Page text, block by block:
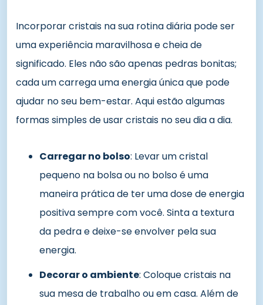
Incorporar cristais na sua rotina diária pode ser
uma experiência maravilhosa e cheia de
significado. Eles não são apenas pedras bonitas;
cada um carrega uma energia única que pode
ajudar no seu bem-estar. Aqui estão algumas
formas simples de usar cristais no seu dia a dia.
Carregar no bolso: Levar um cristal
pequeno na bolsa ou no bolso é uma
maneira prática de ter uma dose de energia
positiva sempre com você. Sinta a textura
da pedra e deixe-se envolver pela sua
energia.
Decorar o ambiente: Coloque cristais na
sua mesa de trabalho ou em casa. Além de